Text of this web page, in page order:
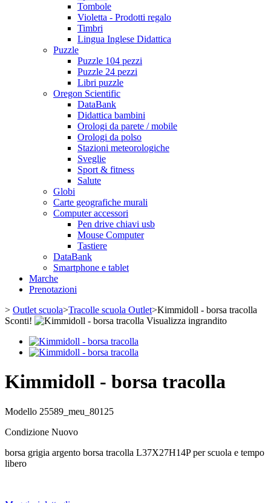
Tombole
Violetta - Prodotti regalo
Timbri
Lingua Inglese Didattica
Puzzle
Puzzle 104 pezzi
Puzzle 24 pezzi
Libri puzzle
Oregon Scientific
DataBank
Didattica bambini
Orologi da parete / mobile
Orologi da polso
Stazioni meteorologiche
Sveglie
Sport & fitness
Salute
Globi
Carte geografiche murali
Computer accessori
Pen drive chiavi usb
Mouse Computer
Tastiere
DataBank
Smartphone e tablet
Marche
Prenotazioni
> Outlet scuola>Tracolle scuola Outlet>Kimmidoll - borsa tracolla
Sconti!
Visualizza ingrandito
Kimmidoll - borsa tracolla
Modello 25589_meu_80125
Condizione Nuovo
borsa grigia argento borsa tracolla L37X27H14P per scuola e tempo
libero